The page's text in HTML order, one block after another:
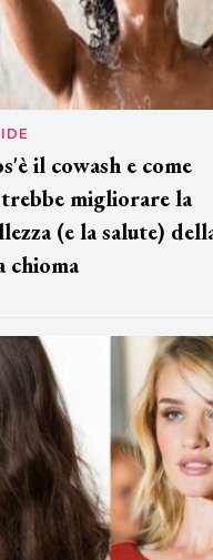
il cowash e come
migliorare la
(e la salute)
chioma